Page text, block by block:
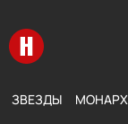
Перейти на
ЗВЕЗДЫ